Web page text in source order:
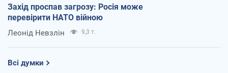
Захід проспав загрозу: Росія може
перевірити НАТО війною
Леонід Невзлін 9,3 т.
Всі думки